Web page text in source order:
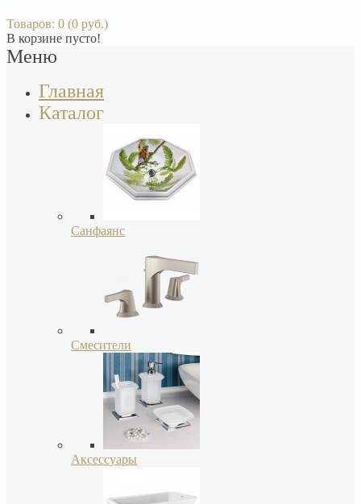
Товаров: 0 (0 руб.)
В корзине пусто!
Меню
Главная
Каталог
Санфаянс
Смесители
Аксессуары